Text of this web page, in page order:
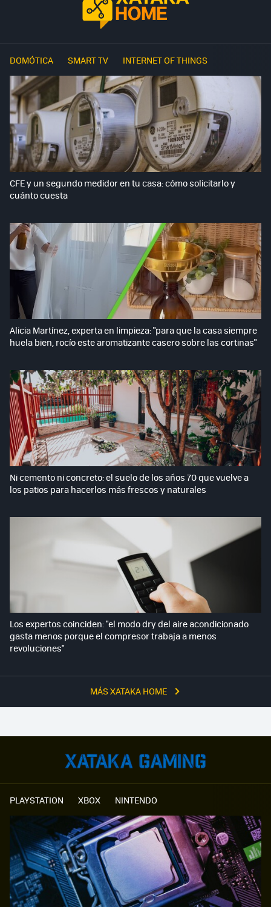
DOMÓTICA SMART TV INTERNET OF THINGS
MÁS XATAKA HOME
CFE y un segundo medidor en tu casa: cómo solicitarlo y
cuánto cuesta
Alicia Martínez, experta en limpieza: "para que la casa siempre
huela bien, rocío este aromatizante casero sobre las cortinas"
Ni cemento ni concreto: el suelo de los años 70 que vuelve a
los patios para hacerlos más frescos y naturales
Los expertos coinciden: "el modo dry del aire acondicionado
gasta menos porque el compresor trabaja a menos
revoluciones"
PLAYSTATION XBOX NINTENDO